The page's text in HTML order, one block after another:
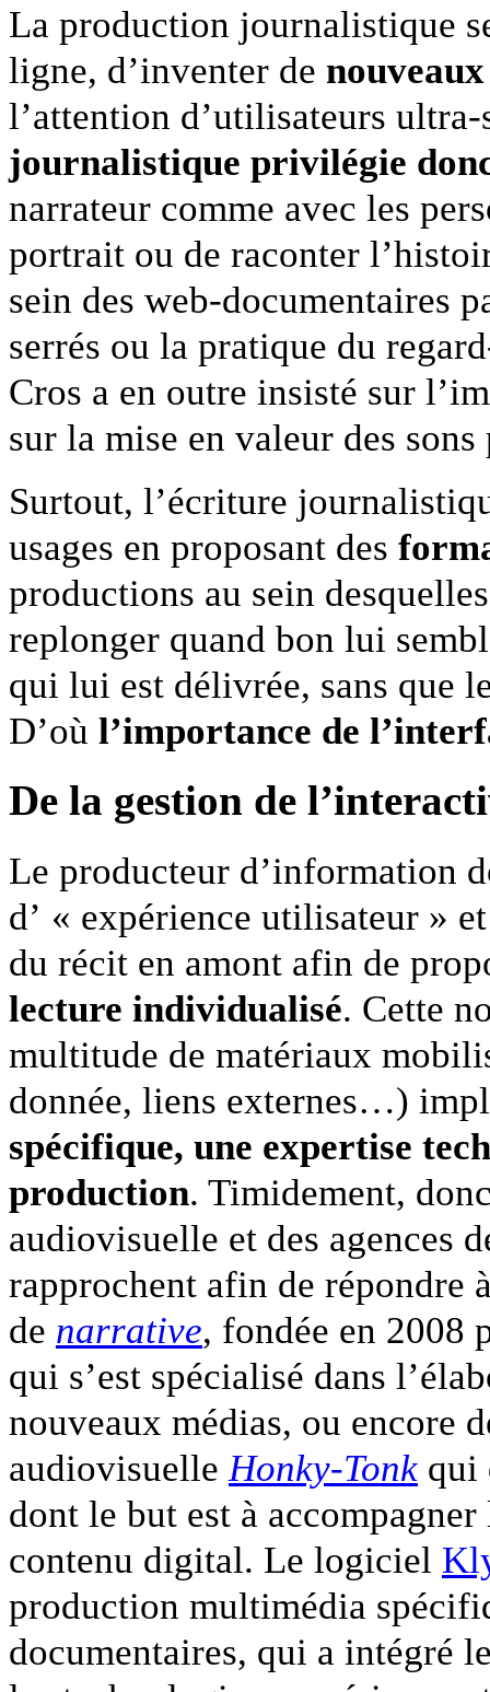
La production journalistique
ligne, d’inventer de
l’attention d’utilisateurs
journalistique privilégie
narrateur comme avec les
portrait ou de raconter
sein des web-documentaires
serrés ou la pratique du
Cros a en outre insisté sur
sur la mise en valeur des
Surtout, l’écriture
usages en proposant des
productions au sein
replonger quand bon lui
qui lui est délivrée, sans que
D’où l’importance de
De la gestion de
Le producteur d’information
d’ « expérience utilisateur »
du récit en amont afin de
lecture individualisé. Cette
multitude de matériaux
donnée, liens externes…)
spécifique, une expertise
production. Timidement,
audiovisuelle et des agences
rapprochent afin de répondre
de narrative, fondée en 2008
qui s’est spécialisé dans
nouveaux médias, ou encore
audiovisuelle Honky-Tonk qui
dont le but est à
contenu digital. Le logiciel
production multimédia
documentaires, qui a intégré